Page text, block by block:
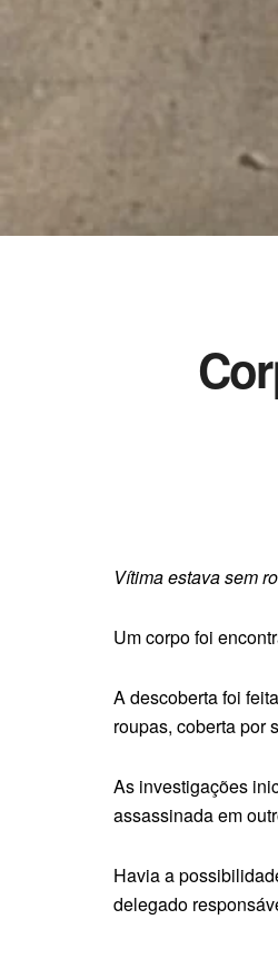
Vítima estava sem
Um corpo foi
A descoberta foi
roupas, coberta por
As investigações
assassinada em
Havia a
delegado